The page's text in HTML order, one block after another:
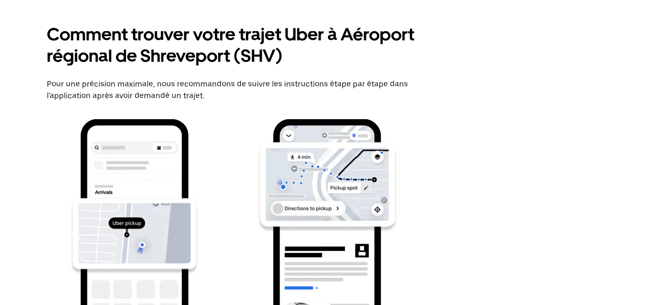
Comment trouver votre trajet Uber à Aéroport
régional de Shreveport (SHV)
Pour une précision maximale, nous recommandons de suivre les instructions étape par étape dans
l'application après avoir demandé un trajet.